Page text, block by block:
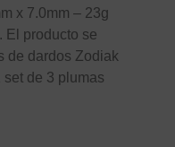
x 7.0mm – 23g
El producto se
de dardos Zodiak
de 3 plumas